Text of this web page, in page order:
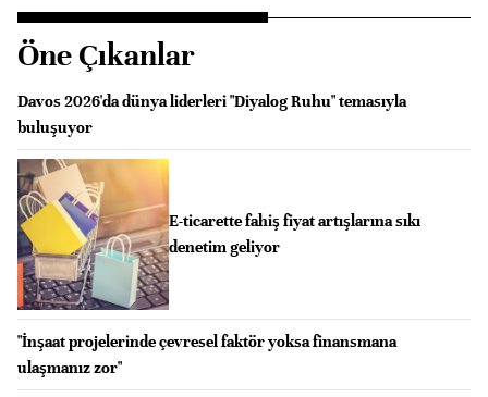
Öne Çıkanlar
Davos 2026'da dünya liderleri "Diyalog Ruhu" temasıyla
buluşuyor
E-ticarette fahiş fiyat artışlarına sıkı
denetim geliyor
"İnşaat projelerinde çevresel faktör yoksa finansmana
ulaşmanız zor"